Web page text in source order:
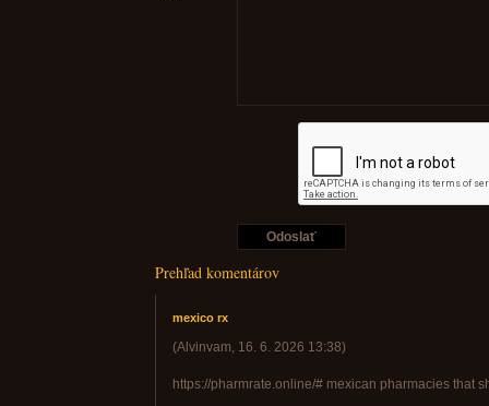
Prehľad komentárov
mexico rx
(Alvinvam, 16. 6. 2026 13:38)
https://pharmrate.online/# mexican pharmacies that